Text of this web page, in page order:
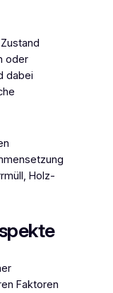
oder
dabei
Holz-
Faktoren